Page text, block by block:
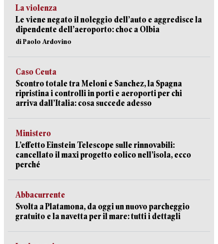
La violenza
Le viene negato il noleggio dell’auto e aggredisce la
dipendente dell’aeroporto: choc a Olbia
di Paolo Ardovino
Caso Ceuta
Scontro totale tra Meloni e Sanchez, la Spagna
ripristina i controlli in porti e aeroporti per chi
arriva dall’Italia: cosa succede adesso
Ministero
L’effetto Einstein Telescope sulle rinnovabili:
cancellato il maxi progetto eolico nell’isola, ecco
perché
Abbacurrente
Svolta a Platamona, da oggi un nuovo parcheggio
gratuito e la navetta per il mare: tutti i dettagli